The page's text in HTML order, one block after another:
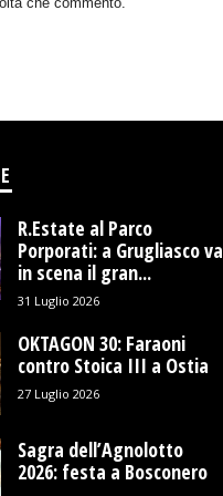
R.Estate al Parco
Porporati: a Grugliasco va
in scena il gran...
31 Luglio 2026
OKTAGON 30: Faraoni
contro Stoica III a Ostia
27 Luglio 2026
Sagra dell’Agnolotto
2026: festa a Bosconero